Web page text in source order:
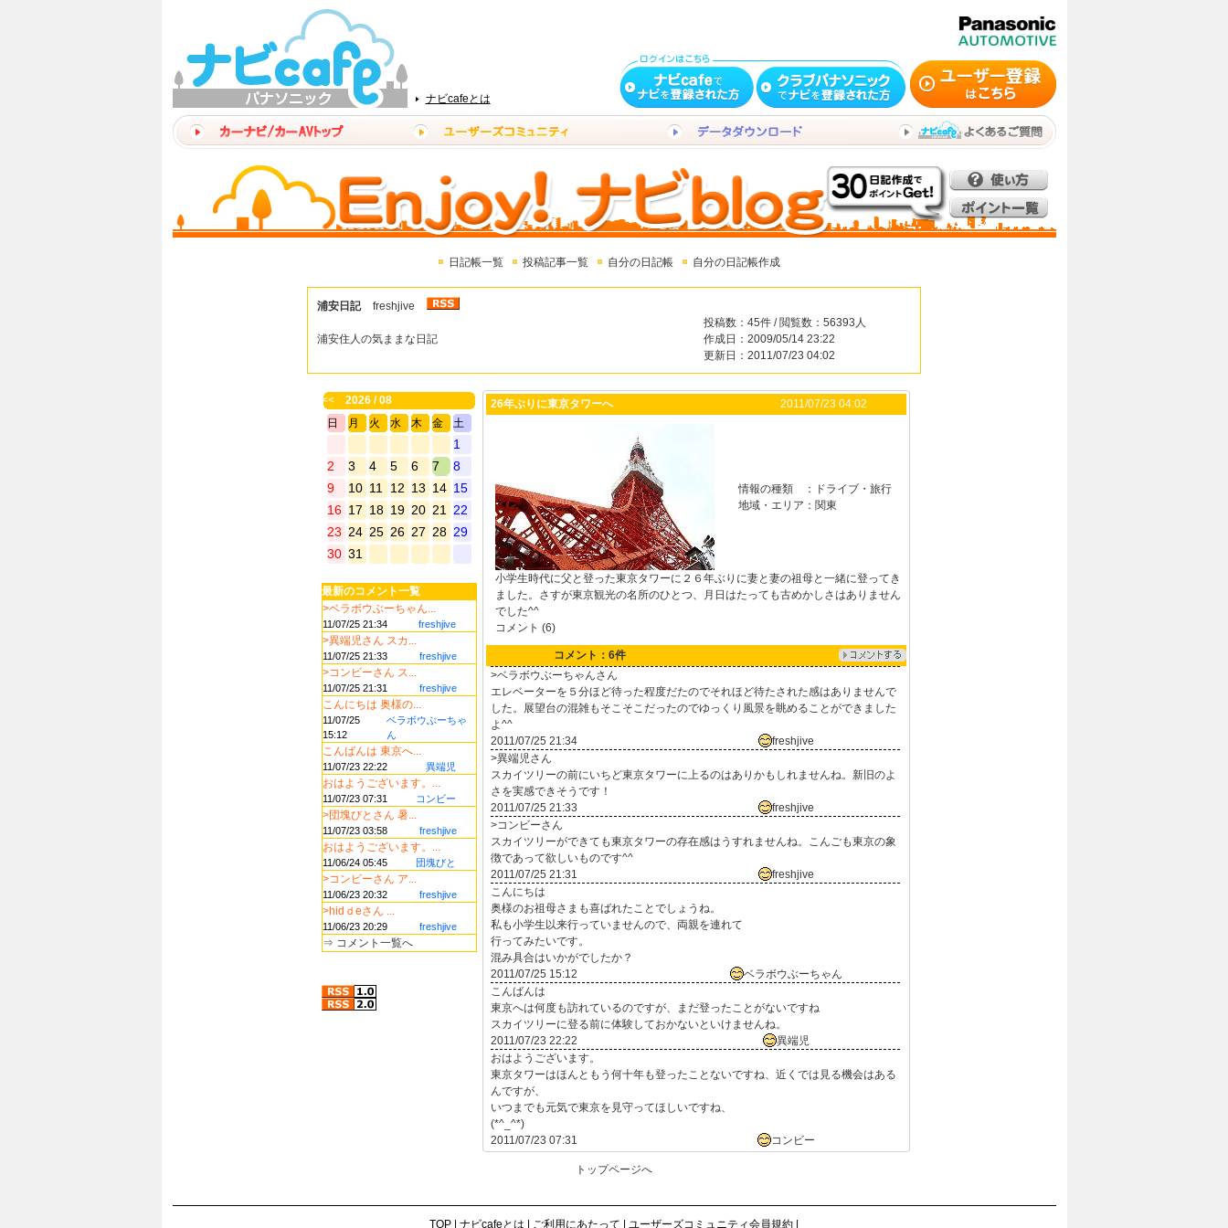
ナビcafeとは
日記帳一覧 投稿記事一覧 自分の日記帳 自分の日記帳作成
浦安日記 freshjive
浦安住人の気ままな日記
投稿数：45件 / 閲覧数：56393人
作成日：2009/05/14 23:22
更新日：2011/07/23 04:02
<<
2026 / 08
日
月 火 水 木 金 土
1
2
3 4 5 6 7
8
9
10 11 12 13 14 15
16 17 18 19 20 21
22
23 24 25 26 27 28 29
30 31
最新のコメント一覧
>ベラボウぶーちゃん...
11/07/25 21:34 freshjive
>異端児さん スカ...
11/07/25 21:33 freshjive
>コンビーさん ス...
11/07/25 21:31 freshjive
こんにちは 奥様の...
11/07/25
15:12
ベラボウぶーちゃ
ん
こんばんは 東京へ...
11/07/23 22:22 異端児
おはようございます。...
11/07/23 07:31 コンビー
>団塊びとさん 暑...
11/07/23 03:58 freshjive
おはようございます。...
11/06/24 05:45 団塊びと
>コンビーさん ア...
11/06/23 20:32 freshjive
>hidｄeさん ...
11/06/23 20:29 freshjive
⇒ コメント一覧へ
26年ぶりに東京タワーへ 2011/07/23 04:02
情報の種類 ：
ドライブ・旅行
地域・エリア ： 関東
小学生時代に父と登った東京タワーに２６年ぶりに妻と妻の祖母と一緒に登ってき
ました。さすが東京観光の名所のひとつ、月日はたっても古めかしさはありません
でした^^
コメント (6)
コメント：6件
>ベラボウぶーちゃんさん
エレベーターを５分ほど待った程度だたのでそれほど待たされた感はありませんで
した。展望台の混雑もそこそこだったのでゆっくり風景を眺めることができました
よ^^
2011/07/25 21:34
freshjive
>異端児さん
スカイツリーの前にいちど東京タワーに上るのはありかもしれませんね。新旧のよ
さを実感できそうです！
2011/07/25 21:33
freshjive
>コンビーさん
スカイツリーができても東京タワーの存在感はうすれませんね。こんごも東京の象
徴であって欲しいものです^^
2011/07/25 21:31
freshjive
こんにちは
奥様のお祖母さまも喜ばれたことでしょうね。
私も小学生以来行っていませんので、両親を連れて
行ってみたいです。
混み具合はいかがでしたか？
2011/07/25 15:12
ベラボウぶーちゃん
こんばんは
東京へは何度も訪れているのですが、まだ登ったことがないですね
スカイツリーに登る前に体験しておかないといけませんね。
2011/07/23 22:22
異端児
おはようございます。
東京タワーはほんともう何十年も登ったことないですね、近くでは見る機会はある
んですが、
いつまでも元気で東京を見守ってほしいですね、
(*^_^*)
2011/07/23 07:31
コンビー
トップページへ
TOP ナビcafeとは ご利用にあたって ユーザーズコミュニティ会員規約